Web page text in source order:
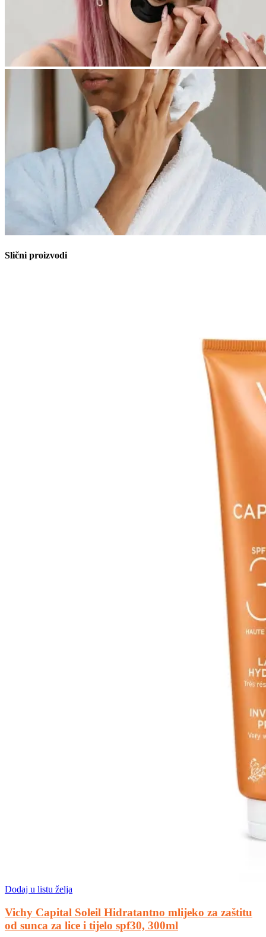
Slični proizvodi
Dodaj u listu želja
Vichy Capital Soleil Hidratantno mlijeko za zaštitu
od sunca za lice i tijelo spf30, 300ml